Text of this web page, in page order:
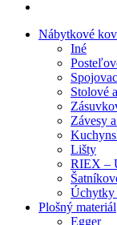
Nábytkové
Iné
Stolové
Závesy
Lišty
RIEX –
Plošný materiál
Egger